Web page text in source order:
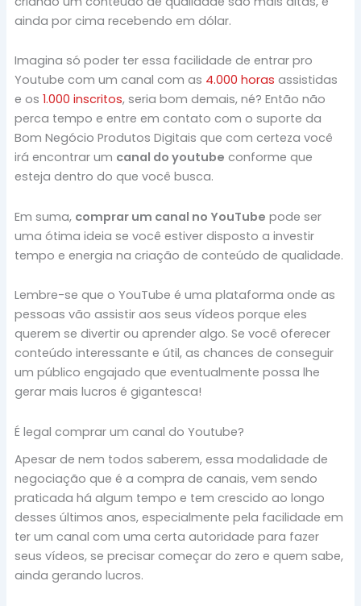
ainda por cima recebendo em dólar.
Imagina só poder ter essa facilidade de entrar pro
Youtube com um canal com as 4.000 horas assistidas
e os 1.000 inscritos, seria bom demais, né? Então não
perca tempo e entre em contato com o suporte da
Bom Negócio Produtos Digitais que com certeza você
irá encontrar um canal do youtube conforme que
esteja dentro do que você busca.
Em suma, comprar um canal no YouTube pode ser
uma ótima ideia se você estiver disposto a investir
tempo e energia na criação de conteúdo de qualidade.
Lembre-se que o YouTube é uma plataforma onde as
pessoas vão assistir aos seus vídeos porque eles
querem se divertir ou aprender algo. Se você oferecer
conteúdo interessante e útil, as chances de conseguir
um público engajado que eventualmente possa lhe
gerar mais lucros é gigantesca!
É legal comprar um canal do Youtube?
Apesar de nem todos saberem, essa modalidade de
negociação que é a compra de canais, vem sendo
praticada há algum tempo e tem crescido ao longo
desses últimos anos, especialmente pela facilidade em
ter um canal com uma certa autoridade para fazer
seus vídeos, se precisar começar do zero e quem sabe,
ainda gerando lucros.